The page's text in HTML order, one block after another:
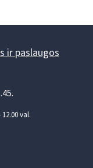
ir paslaugos
val.